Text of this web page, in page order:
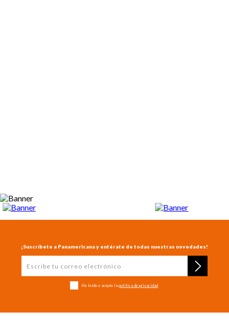
¡Suscríbete a Panamericana y entérate de todas nuestras novedades!
He leído y acepto la política de privacidad